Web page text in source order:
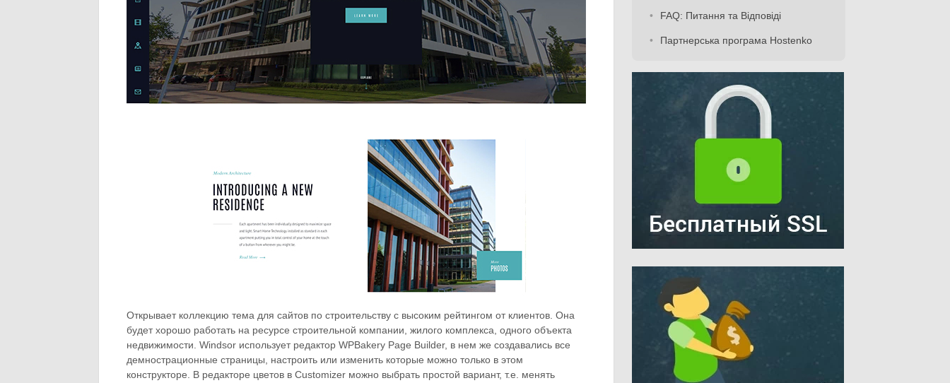
Открывает коллекцию тема для сайтов по строительству с высоким рейтингом от клиентов. Она
будет хорошо работать на ресурсе строительной компании, жилого комплекса, одного объекта
недвижимости. Windsor использует редактор WPBakery Page Builder, в нем же создавались все
демнострационные страницы, настроить или изменить которые можно только в этом
конструкторе. В редакторе цветов в Customizer можно выбрать простой вариант, т.е. менять
FAQ: Питання та Відповіді
Партнерська програма Hostenko